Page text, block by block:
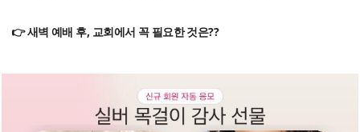
👉 새벽 예배 후, 교회에서 꼭 필요한 것은??